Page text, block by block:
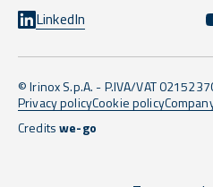
LinkedIn
© Irinox S.p.A. - P.IVA/VAT
Privacy policyCookie policy
Creditswe-go